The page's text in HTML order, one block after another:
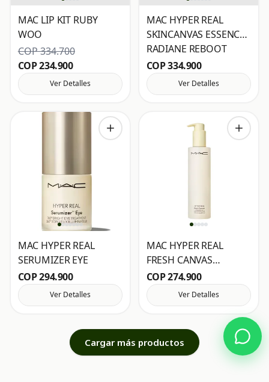
MAC LIP KIT RUBY
WOO
COP 334.700
COP 234.900
Ver Detalles
MAC HYPER REAL
SKINCANVAS ESSENCE
RADIANE REBOOT
COP 334.900
Ver Detalles
MAC HYPER REAL
SERUMIZER EYE
COP 294.900
Ver Detalles
MAC HYPER REAL
FRESH CANVAS
CLEANSING OIL
COP 274.900
Ver Detalles
Cargar más productos